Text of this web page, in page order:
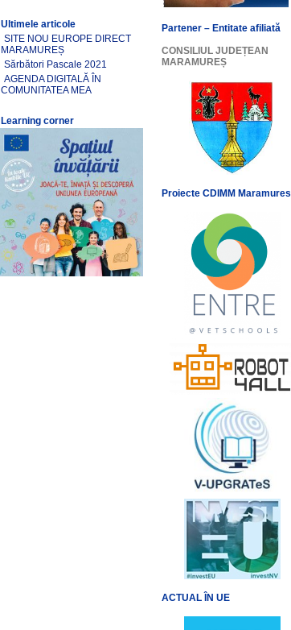
Ultimele articole
SITE NOU EUROPE DIRECT
MARAMUREȘ
Sărbători Pascale 2021
AGENDA DIGITALĂ ÎN
COMUNITATEA MEA
Learning corner
Partener – Entitate afiliată
CONSILIUL JUDEȚEAN
MARAMUREȘ
Proiecte CDIMM Maramures
ACTUAL ÎN UE